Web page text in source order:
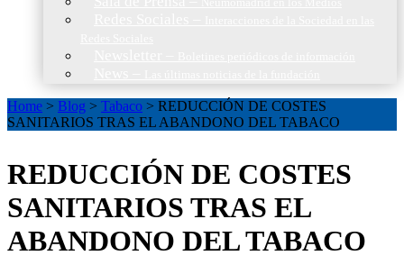
Home > Blog > Tabaco > REDUCCIÓN DE COSTES
SANITARIOS TRAS EL ABANDONO DEL TABACO
REDUCCIÓN DE COSTES
SANITARIOS TRAS EL
ABANDONO DEL TABACO